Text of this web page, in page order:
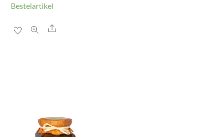
Bestelartikel
Share